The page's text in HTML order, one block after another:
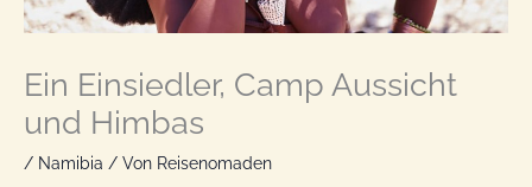
Ein Einsiedler, Camp Aussicht
und Himbas
/ Namibia / Von Reisenomaden